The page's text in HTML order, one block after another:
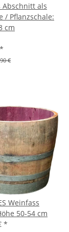
Abschnitt als
/ Pflanzschale:
cm
*
€
Weinfass
50-54 cm
*